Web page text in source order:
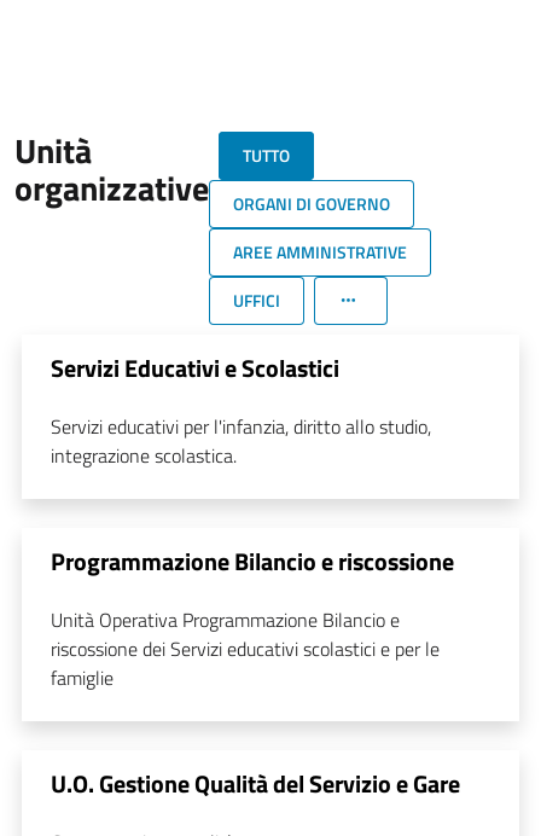
Unità
organizzative
TUTTO
ORGANI DI GOVERNO
AREE AMMINISTRATIVE
UFFICI
Servizi Educativi e Scolastici
Servizi educativi per l'infanzia, diritto allo studio,
integrazione scolastica.
Programmazione Bilancio e riscossione
Unità Operativa Programmazione Bilancio e
riscossione dei Servizi educativi scolastici e per le
famiglie
U.O. Gestione Qualità del Servizio e Gare